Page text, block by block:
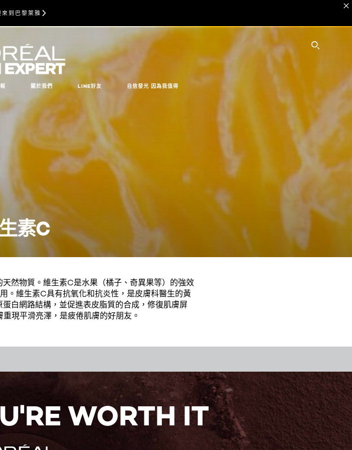
來到巴黎萊雅
關於我們 LINE好友 自信發光 因為我值得
素C
然物質。維生素C是水果（橘子、奇異果等）的強效
。維生素C具有抗氧化和抗炎性，是皮膚科醫生的黃
白網路結構，並促進表皮脂質的合成，修復肌膚屏
現平滑亮澤，是疲倦肌膚的好朋友。
WORTH IT